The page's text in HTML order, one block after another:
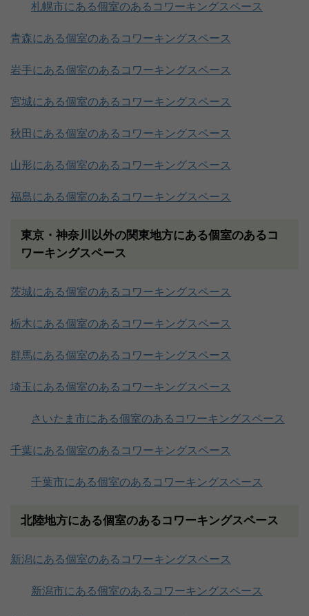
札幌市にある個室のあるコワーキングスペース
青森にある個室のあるコワーキングスペース
岩手にある個室のあるコワーキングスペース
宮城にある個室のあるコワーキングスペース
秋田にある個室のあるコワーキングスペース
山形にある個室のあるコワーキングスペース
福島にある個室のあるコワーキングスペース
東京・神奈川以外の関東地方にある個室のあるコ
ワーキングスペース
茨城にある個室のあるコワーキングスペース
栃木にある個室のあるコワーキングスペース
群馬にある個室のあるコワーキングスペース
埼玉にある個室のあるコワーキングスペース
さいたま市にある個室のあるコワーキングスペース
千葉にある個室のあるコワーキングスペース
千葉市にある個室のあるコワーキングスペース
北陸地方にある個室のあるコワーキングスペース
新潟にある個室のあるコワーキングスペース
新潟市にある個室のあるコワーキングスペース